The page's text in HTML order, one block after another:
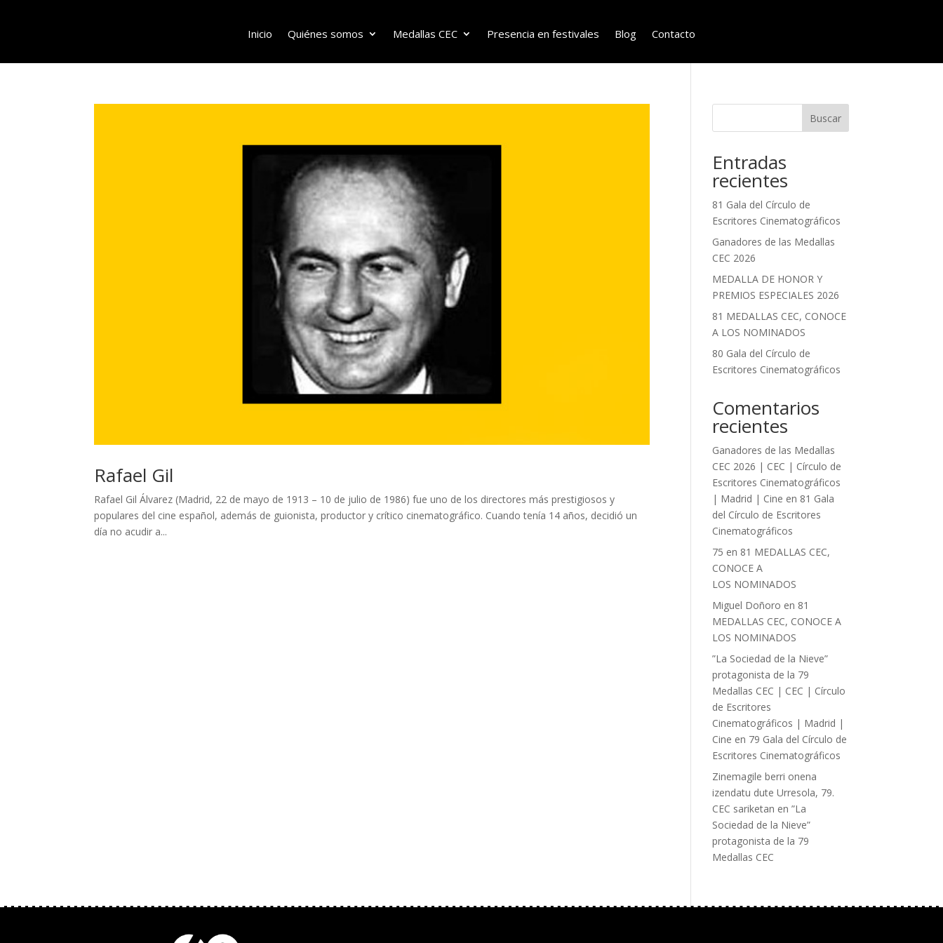
Inicio Quiénes somos Medallas CEC Presencia en festivales Blog Contacto
Rafael Gil
Rafael Gil Álvarez (Madrid, 22 de mayo de 1913 – 10 de julio de 1986) fue uno de los directores más prestigiosos y
populares del cine español, además de guionista, productor y crítico cinematográfico. Cuando tenía 14 años, decidió un
día no acudir a...
Buscar
Entradas
recientes
81 Gala del Círculo de
Escritores Cinematográficos
Ganadores de las Medallas
CEC 2026
MEDALLA DE HONOR Y
PREMIOS ESPECIALES 2026
81 MEDALLAS CEC, CONOCE
A LOS NOMINADOS
80 Gala del Círculo de
Escritores Cinematográficos
Comentarios
recientes
Ganadores de las Medallas
CEC 2026 | CEC | Círculo de
Escritores Cinematográficos
| Madrid | Cine en 81 Gala
del Círculo de Escritores
Cinematográficos
75 en 81 MEDALLAS CEC,
CONOCE A
LOS NOMINADOS
Miguel Doñoro en 81
MEDALLAS CEC, CONOCE A
LOS NOMINADOS
”La Sociedad de la Nieve”
protagonista de la 79
Medallas CEC | CEC | Círculo
de Escritores
Cinematográficos | Madrid |
Cine en 79 Gala del Círculo de
Escritores Cinematográficos
Zinemagile berri onena
izendatu dute Urresola, 79.
CEC sariketan en”La
Sociedad de la Nieve”
protagonista de la 79
Medallas CEC